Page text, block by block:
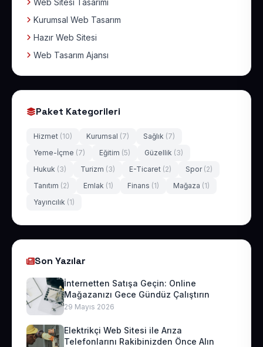
Web Sitesi Tasarımı
Kurumsal Web Tasarım
Hazır Web Sitesi
Web Tasarım Ajansı
Paket Kategorileri
Hizmet (10) Kurumsal (7) Sağlık (7)
Yeme-İçme (7) Eğitim (5) Güzellik (3)
Hukuk (3) Turizm (3) E-Ticaret (2) Spor (2)
Tanıtım (2) Emlak (1) Finans (1) Mağaza (1)
Yayıncılık (1)
Son Yazılar
İnternetten Satışa Geçin: Online
Mağazanızı Gece Gündüz Çalıştırın
29 Mayıs 2026
Elektrikçi Web Sitesi ile Arıza
Telefonlarını Rakibinizden Önce Alın